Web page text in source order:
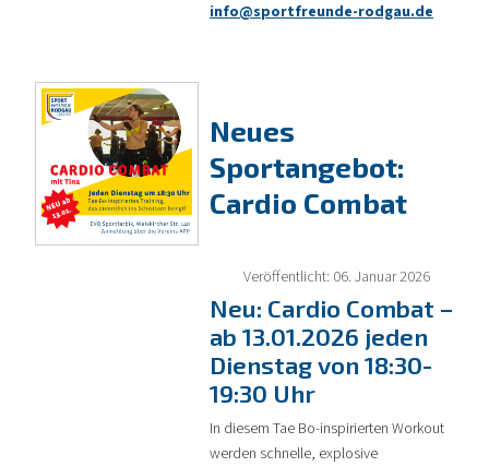
info@sportfreunde-rodgau.de
Neues
Sportangebot:
Cardio Combat
Veröffentlicht: 06. Januar 2026
Neu: Cardio Combat –
ab 13.01.2026 jeden
Dienstag von 18:30-
19:30 Uhr
In diesem Tae Bo-inspirierten Workout
werden schnelle, explosive